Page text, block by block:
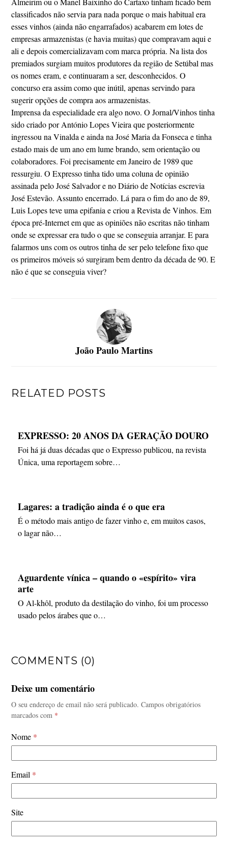
classificados não servia para nada porque o mais habitual era
esses vinhos (ainda não engarrafados) acabarem em lotes de
empresas armazenistas (e havia muitas) que compravam aqui e
ali e depois comercializavam com marca própria. Na lista dos
premiados surgiam muitos produtores da região de Setúbal mas
os nomes eram, e continuaram a ser, desconhecidos. O
concurso era assim como que inútil, apenas servindo para
sugerir opções de compra aos armazenistas.
Imprensa da especialidade era algo novo. O Jornal/Vinhos tinha
sido criado por António Lopes Vieira que posteriormente
ingressou na Vinalda e ainda na José Maria da Fonseca e tinha
estado mais de um ano em lume brando, sem orientação ou
colaboradores. Foi precisamente em Janeiro de 1989 que
ressurgiu. O Expresso tinha tido uma coluna de opinião
assinada pelo José Salvador e no Diário de Notícias escrevia
José Estevão. Assunto encerrado. Lá para o fim do ano de 89,
Luis Lopes teve uma epifania e criou a Revista de Vinhos. Em
época pré-Internet em que as opiniões não escritas não tinham
onde se expressar era tudo o que se conseguia arranjar. E para
falarmos uns com os outros tinha de ser pelo telefone fixo que
os primeiros móveis só surgiram bem dentro da década de 90. E
não é que se conseguia viver?
João Paulo Martins
RELATED POSTS
EXPRESSO: 20 ANOS DA GERAÇÃO DOURO
Foi há já duas décadas que o Expresso publicou, na revista
Única, uma reportagem sobre…
Lagares: a tradição ainda é o que era
É o método mais antigo de fazer vinho e, em muitos casos,
o lagar não…
Aguardente vínica – quando o «espírito» vira
arte
O Al-khôl, produto da destilação do vinho, foi um processo
usado pelos árabes que o…
COMMENTS (0)
Deixe um comentário
O seu endereço de email não será publicado. Campos obrigatórios
marcados com *
Nome *
Email *
Site